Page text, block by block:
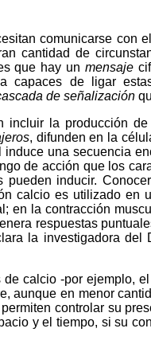
comunicarse con
cantidad de
que hay un mensaje
capaces de ligar
de señalización
incluir la producción
, difunden en la
induce una secuencia
de acción que los
inducir.
calcio es utilizado en
en la contracción
respuestas
la investigadora
calcio -por ejemplo,
aunque en menor
controlar su
y el tiempo, si su